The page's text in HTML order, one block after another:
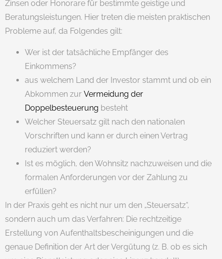
Zinsen oder Honorare für bestimmte geistige und
Beratungsleistungen. Hier treten die meisten praktischen
Probleme auf, da Folgendes gilt:
Wer ist der tatsächliche Empfänger des
Einkommens?
aus welchem ​​Land der Investor stammt und ob ein
Abkommen zur Vermeidung der
Doppelbesteuerung besteht
Welcher Steuersatz gilt nach den nationalen
Vorschriften und kann er durch einen Vertrag
reduziert werden?
Ist es möglich, den Wohnsitz nachzuweisen und die
formalen Anforderungen vor der Zahlung zu
erfüllen?
In der Praxis geht es nicht nur um den „Steuersatz“,
sondern auch um das Verfahren: Die rechtzeitige
Erstellung von Aufenthaltsbescheinigungen und die
genaue Definition der Art der Vergütung (z. B. ob es sich